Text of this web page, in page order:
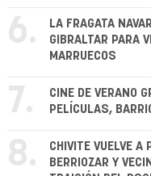
6.
LA FRAGATA
GIBRALTAR PARA
MARRUECOS
7.
CINE DE VERANO
PELÍCULAS,
8.
CHIVITE VUELVE A
BERRIOZAR Y